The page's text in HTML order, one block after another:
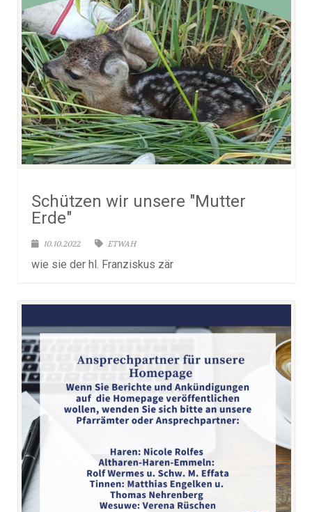
Schützen wir unsere "Mutter
Erde"
10.10.2022 ETWAH
wie sie der hl. Franziskus zär